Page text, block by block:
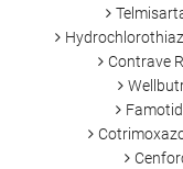
Contrave